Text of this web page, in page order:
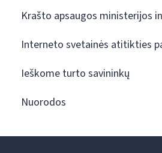
Krašto apsaugos ministerijos
Interneto svetainės atitikties
Ieškome turto savininkų
Nuorodos